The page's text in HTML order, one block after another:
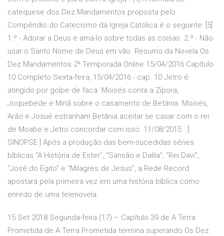
catequese dos Dez Mandamentos proposta pelo
Compêndio do Catecismo da Igreja Católica é o seguinte: [5]
1.º - Adorar a Deus e amá-lo sobre todas as coisas. 2.º - Não
usar o Santo Nome de Deus em vão. Resumo da Novela Os
Dez Mandamentos 2ª Temporada Online 15/04/2016 Capítulo
10 Completo Sexta-feira, 15/04/2016 - cap. 10 Jetro é
atingido por golpe de faca. Moisés conta a Zípora,
Joquebede e Miriã sobre o casamento de Betânia. Moisés,
Arão e Josué estranham Betânia aceitar se casar com o rei
de Moabe e Jetro concordar com isso. 11/08/2015 · [
SINOPSE ] Após a produção das bem-sucedidas séries
bíblicas “A História de Ester”, “Sansão e Dalila”, “Rei Davi”,
“José do Egito” e “Milagres de Jesus”, a Rede Record
apostará pela primeira vez em uma história bíblica como
enredo de uma telenovela.
15 Set 2018 Segunda-feira (17) – Capítulo 39 de A Terra
Prometida de A Terra Prometida termina superando Os Dez